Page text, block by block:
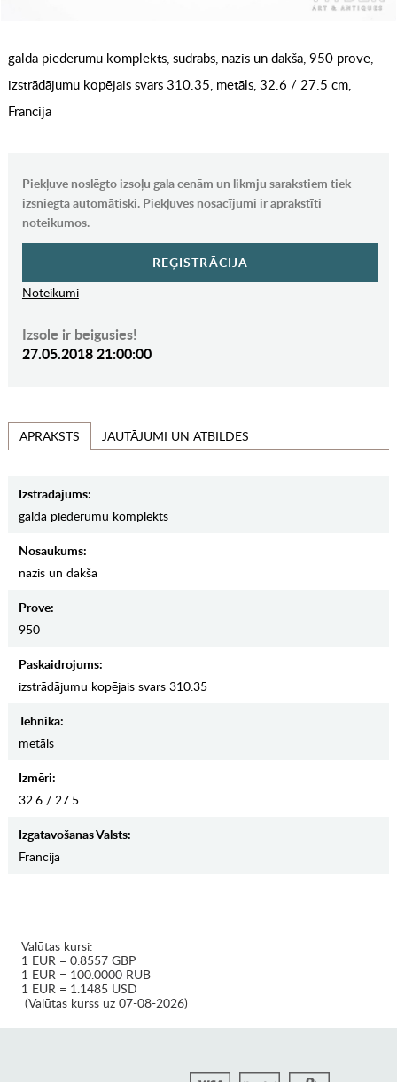
galda piederumu komplekts, sudrabs, nazis un dakša, 950 prove,
izstrādājumu kopējais svars 310.35, metāls, 32.6 / 27.5 cm,
Francija
Piekļuve noslēgto izsoļu gala cenām un likmju sarakstiem tiek
izsniegta automātiski. Piekļuves nosacījumi ir aprakstīti
noteikumos.
REĢISTRĀCIJA
Noteikumi
Izsole ir beigusies!
27.05.2018 21:00:00
APRAKSTS JAUTĀJUMI UN ATBILDES
Izstrādājums:
galda piederumu komplekts
Nosaukums:
nazis un dakša
Prove:
950
Paskaidrojums:
izstrādājumu kopējais svars 310.35
Tehnika:
metāls
Izmēri:
32.6 / 27.5
Izgatavošanas Valsts:
Francija
Valūtas kursi:
1 EUR = 0.8557 GBP
1 EUR = 100.0000 RUB
1 EUR = 1.1485 USD
(Valūtas kurss uz 07-08-2026)